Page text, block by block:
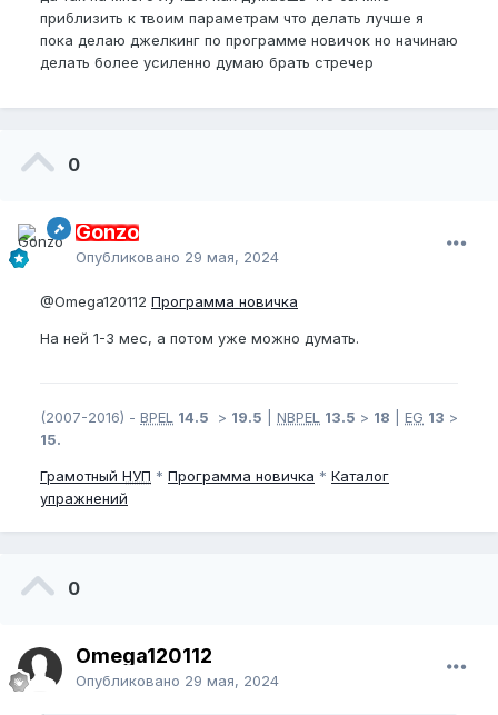
присмотре прона может простоять на максимум и
пару десятков минут.
Фулл 20 см во время джелка после многих дней
Я думаю так понятней?
приблизить к твоим параметрам что делать лучше я
пока делаю джелкинг по программе новичок но начинаю
делать более усиленно думаю брать стречер
0
Gonzo
Опубликовано 29 мая, 2024
@Omega120112 Программа новичка
На ней 1-3 мес, а потом уже можно думать.
(2007-2016) - BPEL 14.5 > 19.5 NBPEL 13.5 > 18 EG 13 >
15.
Грамотный НУП * Программа новичка * Каталог
упражнений
0
Omega120112
Опубликовано 29 мая, 2024